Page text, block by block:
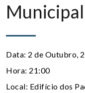
Data: 2 de Outubro,
Hora: 21:00
Local: Edifício dos